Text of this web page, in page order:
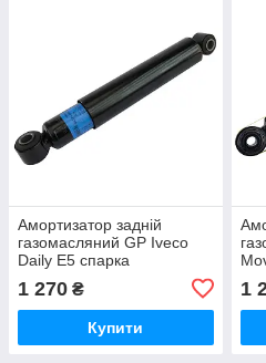
Амортизатор задній
газомасляний GP Iveco
Daily E5 спарка
1 270 ₴
Купити
1